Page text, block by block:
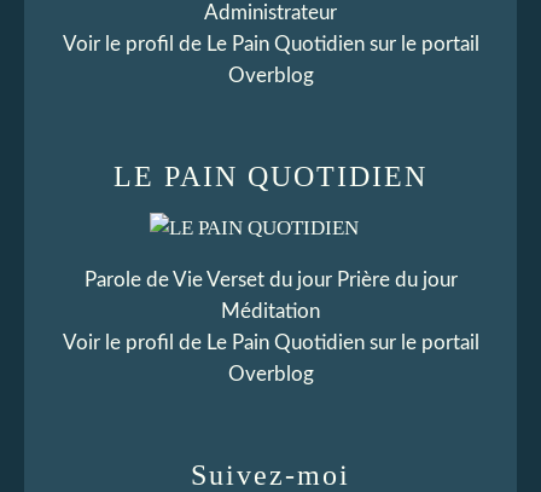
LE PAIN QUOTIDIEN
Parole de Vie Verset du jour Prière du jour
Méditation
Voir le profil de Le Pain Quotidiensur le portail
Overblog
Suivez-moi
Administrateur
Voir le profil de Le Pain Quotidiensur le portail
Overblog